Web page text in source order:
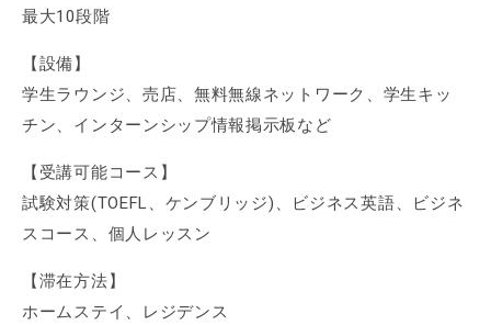
最大10段階
【設備】
学生ラウンジ、売店、無料無線ネットワーク、学生キッ
チン、インターンシップ情報掲示板など
【受講可能コース】
試験対策(TOEFL、ケンブリッジ)、ビジネス英語、ビジネ
スコース、個人レッスン
【滞在方法】
ホームステイ、レジデンス